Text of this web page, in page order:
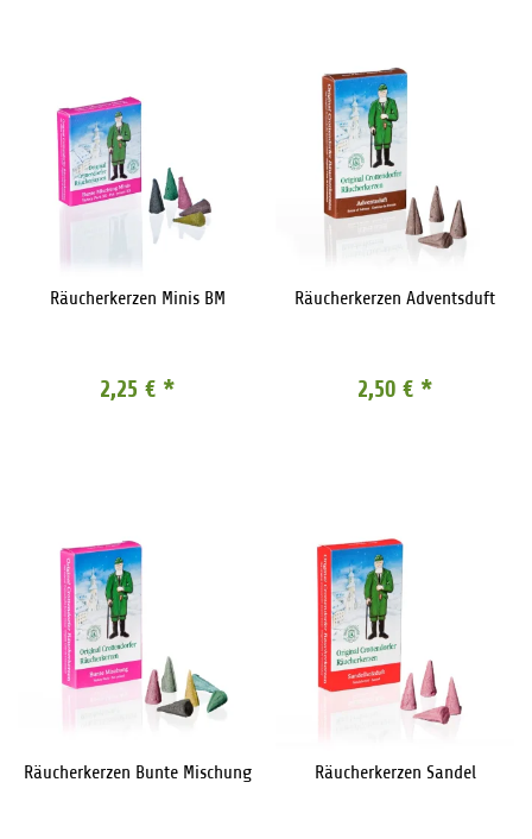
Räucherkerzen Minis BM
2,25 € *
Räucherkerzen Adventsduft
2,50 € *
Räucherkerzen Bunte Mischung Räucherkerzen Sandel